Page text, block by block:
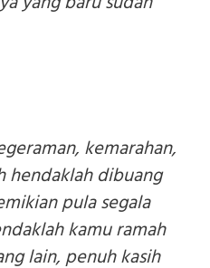
kemarahan,
hendaklah dibuang
pula segala
kamu ramah
lain, penuh kasih